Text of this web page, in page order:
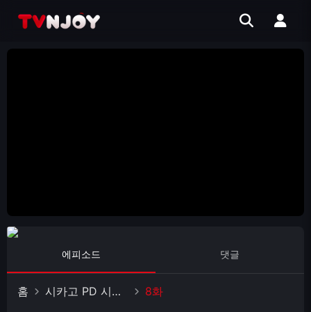
에피소드 댓글
홈 시카고 PD 시즌 4 8화